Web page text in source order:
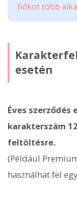
fiókot több
esetén
Éves
karakterszám
feltöltésre.
(Például
használhat fel